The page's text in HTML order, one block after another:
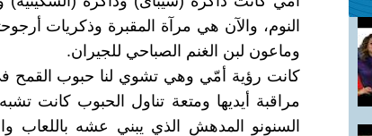
النوم، والآن هي مرآة المقبرة وذكريات
وماعون لبن الغنم الصباحي للجيران.
كانت رؤية أمّي وهي تشوي لنا حبوب القمح
مراقبة أيديها ومتعة تناول الحبوب كانت
السنونو المدهش الذي يبني عشه